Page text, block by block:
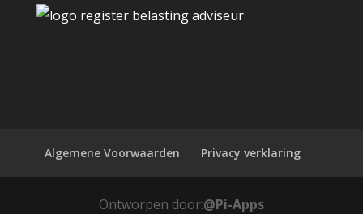
Algemene Voorwaarden Privacy verklaring
Ontworpen door:@Pi-Apps